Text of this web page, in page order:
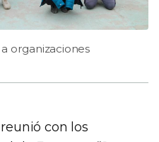
organizaciones
con los